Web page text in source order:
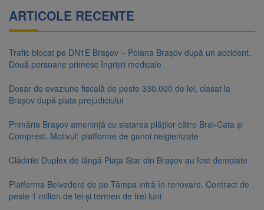
ARTICOLE RECENTE
Trafic blocat pe DN1E Brașov – Poiana Brașov după un accident.
Două persoane primesc îngrijiri medicale
Dosar de evaziune fiscală de peste 330.000 de lei, clasat la
Brașov după plata prejudiciului
Primăria Brașov amenință cu sistarea plăților către Brai-Cata și
Comprest. Motivul: platforme de gunoi neigienizate
Clădirile Duplex de lângă Piața Star din Brașov au fost demolate
Platforma Belvedere de pe Tâmpa intră în renovare. Contract de
peste 1 milion de lei și termen de trei luni